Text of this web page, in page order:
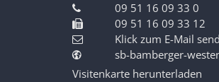
09 51 16 09 33 0
09 51 16 09 33 12
Klick zum E-Mail
sb-bamberger-
Visitenkarte herunterladen